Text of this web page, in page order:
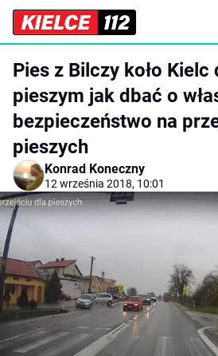
Pies z Bilczy koło Kielc
pieszym jak dbać o
bezpieczeństwo na
pieszych
Konrad Koneczny
12 września 2018, 10:01